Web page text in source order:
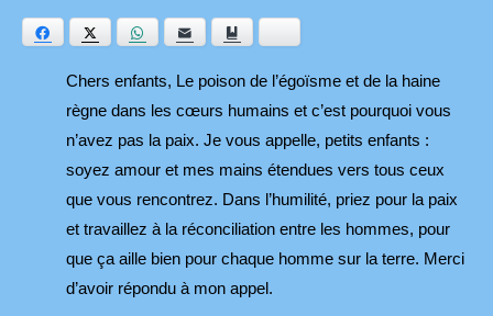
Facebook Twitter WhatsAppE-mail
Chers enfants, Le poison de l’égoïsme et de la haine
règne dans les cœurs humains et c’est pourquoi vous
n’avez pas la paix. Je vous appelle, petits enfants :
soyez amour et mes mains étendues vers tous ceux
que vous rencontrez. Dans l’humilité, priez pour la paix
et travaillez à la réconciliation entre les hommes, pour
que ça aille bien pour chaque homme sur la terre. Merci
d’avoir répondu à mon appel.